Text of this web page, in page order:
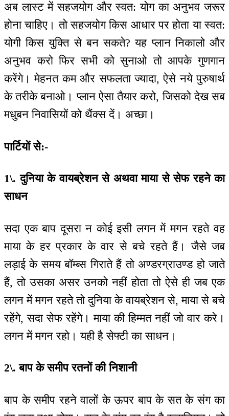
अब लास्ट में सहजयोग और स्वत: योग का अनुभव जरूर
होना चाहिए। तो सहजयोग किस आधार पर होता या स्वत:
योगी किस युक्ति से बन सकते? यह प्लान निकालो और
अनुभव करो फिर सभी को सुनाओ तो आपके गुणगान
करेंगे। मेहनत कम और सफलता ज्यादा, ऐसे नये पुरुषार्थ
के तरीके बनाओ। प्लान ऐसा तैयार करो, जिसको देख सब
मधुबन निवासियों को थैंक्स दें। अच्छा।
पार्टियों से:-
1\. दुनिया के वायब्रेशन से अथवा माया से सेफ रहने का
साधन
सदा एक बाप दूसरा न कोई इसी लगन में मगन रहते वह
माया के हर प्रकार के वार से बचे रहते हैं। जैसे जब
लड़ाई के समय बॉम्ब्स गिराते हैं तो अण्डरग्राउण्ड हो जाते
हैं, तो उसका असर उनको नहीं होता तो ऐसे ही जब एक
लगन में मगन रहते तो दुनिया के वायब्रेशन से, माया से बचे
रहेंगे, सदा सेफ रहेंगे। माया की हिम्मत नहीं जो वार करे।
लगन में मगन रहो। यही है सेफ्टी का साधन।
2\. बाप के समीप रतनों की निशानी
बाप के समीप रहने वालों के ऊपर बाप के सत के संग का